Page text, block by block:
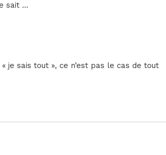
sait …
je sais tout », ce n’est pas le cas de tout